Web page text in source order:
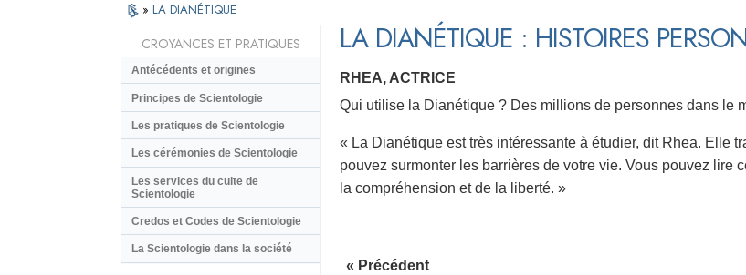
» LA DIANÉTIQUE
LA DIANÉTIQUE : HISTOIRES
RHEA, ACTRICE
Qui utilise la Dianétique ? Des millions de personnes dans le
« La Dianétique est très intéressante à étudier, dit Rhea. Elle
pouvez surmonter les barrières de votre vie. Vous pouvez lire
la compréhension et de la liberté. »
« Précédent
CROYANCES ET PRATIQUES
Antécédents et origines
Principes de Scientologie
Les pratiques de Scientologie
Les cérémonies de Scientologie
Les services du culte de
Scientologie
Credos et Codes de Scientologie
La Scientologie dans la société